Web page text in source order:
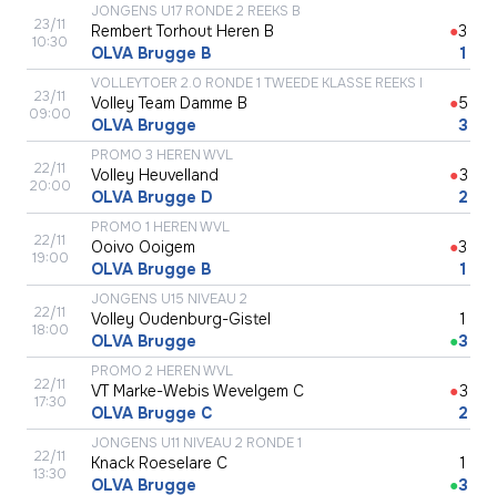
23/11
10:30
JONGENS U17 RONDE 2 REEKS B
Rembert Torhout Heren B
OLVA Brugge B
●3
1
23/11
09:00
VOLLEYTOER 2.0 RONDE 1 TWEEDE KLASSE REEKS I
Volley Team Damme B
OLVA Brugge
●5
3
22/11
20:00
PROMO 3 HEREN WVL
Volley Heuvelland
OLVA Brugge D
●3
2
22/11
19:00
PROMO 1 HEREN WVL
Ooivo Ooigem
OLVA Brugge B
●3
1
22/11
18:00
JONGENS U15 NIVEAU 2
Volley Oudenburg-Gistel
OLVA Brugge
●
1
3
22/11
17:30
PROMO 2 HEREN WVL
VT Marke-Webis Wevelgem C
OLVA Brugge C
●3
2
22/11
13:30
JONGENS U11 NIVEAU 2 RONDE 1
Knack Roeselare C
OLVA Brugge
●
1
3